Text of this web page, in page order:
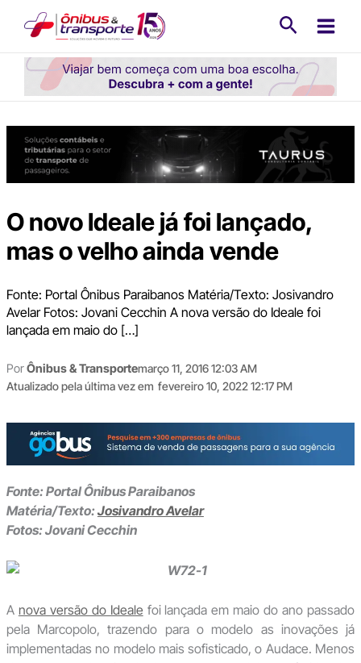
conteúdo
O novo Ideale já foi lançado,
mas o velho ainda vende
Fonte: Portal Ônibus Paraibanos Matéria/Texto: Josivandro
Avelar Fotos: Jovani Cecchin A nova versão do Ideale foi
lançada em maio do […]
PorÔnibus & Transportemarço 11, 2016 12:03 AM
Atualizado pela última vez em fevereiro 10, 2022 12:17 PM
Fonte: Portal Ônibus Paraibanos
Matéria/Texto:Josivandro Avelar
Fotos: Jovani Cecchin
A nova versão do Ideale foi lançada em maio do ano passado
pela Marcopolo, trazendo para o modelo as inovações já
implementadas no modelo mais sofisticado, o Audace. Menos